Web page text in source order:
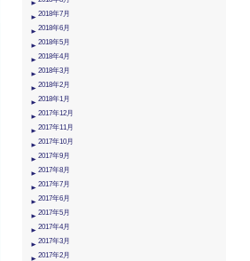
2018年7月
2018年6月
2018年5月
2018年4月
2018年3月
2018年2月
2018年1月
2017年12月
2017年11月
2017年10月
2017年9月
2017年8月
2017年7月
2017年6月
2017年5月
2017年4月
2017年3月
2017年2月